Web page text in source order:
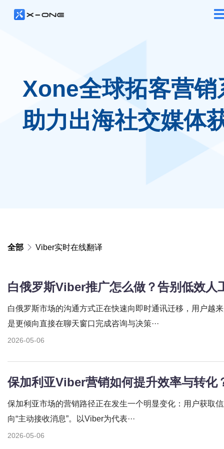
Xone全球拓客营销
助力出海社交媒体
全部 Viber实时在线翻译
白俄罗斯市场的沟通方式正在快速向即时通讯迁移，用户越
是更倾向直接在聊天窗口完成咨询与决策···
2026-05-06
保加利亚Viber营销如何提升效率与转化
保加利亚市场的营销路径正在发生一个明显变化：用户获取
向“主动接收消息”。以Viber为代表···
2026-05-06